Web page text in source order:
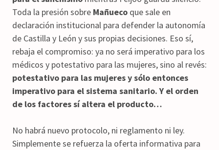
Toda la presión sobre Mañueco que sale en
declaración institucional para defender la autonomía
de Castilla y León y sus propias decisiones. Eso sí,
rebaja el compromiso: ya no será imperativo para los
médicos y potestativo para las mujeres, sino al revés:
potestativo para las mujeres y sólo entonces
imperativo para el sistema sanitario. Y el orden
de los factores sí altera el producto…
No habrá nuevo protocolo, ni reglamento ni ley.
Simplemente se refuerza la oferta informativa para